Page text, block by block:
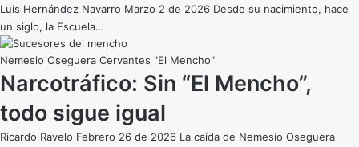
Luis Hernández Navarro Marzo 2 de 2026 Desde su nacimiento, hace
un siglo, la Escuela…
Nemesio Oseguera Cervantes "El Mencho"
Narcotráfico: Sin “El Mencho”,
todo sigue igual
Ricardo Ravelo Febrero 26 de 2026 La caída de Nemesio Oseguera